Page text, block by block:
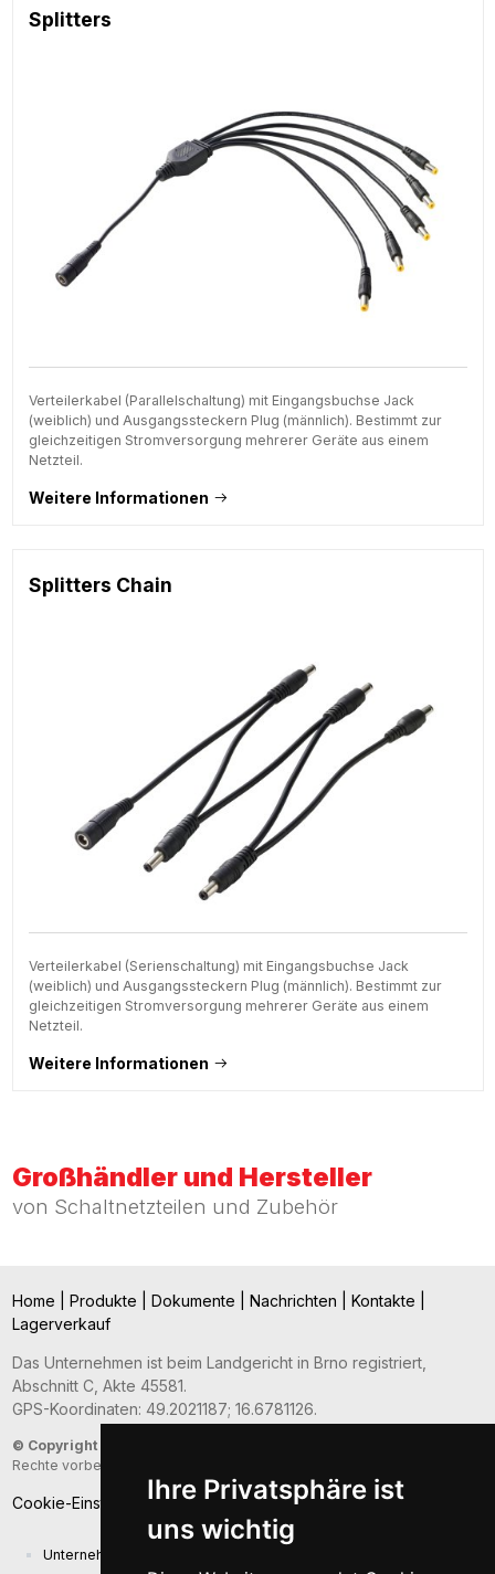
Ihre Privatsphäre ist
uns wichtig
Splitters
Verteilerkabel (Parallelschaltung) mit Eingangsbuchse Jack
(weiblich) und Ausgangssteckern Plug (männlich). Bestimmt zur
gleichzeitigen Stromversorgung mehrerer Geräte aus einem
Netzteil.
Weitere Informationen
Splitters Chain
Verteilerkabel (Serienschaltung) mit Eingangsbuchse Jack
(weiblich) und Ausgangssteckern Plug (männlich). Bestimmt zur
gleichzeitigen Stromversorgung mehrerer Geräte aus einem
Netzteil.
Weitere Informationen
Großhändler und Hersteller
von Schaltnetzteilen und Zubehör
Home Produkte Dokumente Nachrichten Kontakte
Lagerverkauf
Das Unternehmen ist beim Landgericht in Brno registriert,
Abschnitt C, Akte 45581.
GPS-Koordinaten: 49.2021187; 16.6781126.
© Copyright 2026
Rechte vorbehalten
Cookie-Einstellungen
Unternehmenspräsentation